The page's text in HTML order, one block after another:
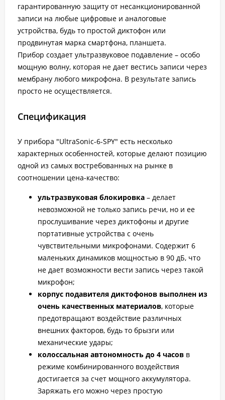
гарантированную защиту от несанкционированной
записи на любые цифровые и аналоговые
устройства, будь то простой диктофон или
продвинутая марка смартфона, планшета.
Прибор создает ультразвуковое подавление – особо
мощную волну, которая не дает вестись записи через
мембрану любого микрофона. В результате запись
просто не осуществляется.
Спецификация
У прибора "UltraSonic-6-SPY" есть несколько
характерных особенностей, которые делают позицию
одной из самых востребованных на рынке в
соотношении цена-качество:
ультразвуковая блокировка – делает
невозможной не только запись речи, но и ее
прослушивание через диктофоны и другие
портативные устройства с очень
чувствительными микрофонами. Содержит 6
маленьких динамиков мощностью в 90 дБ, что
не дает возможности вести запись через такой
микрофон;
корпус подавителя диктофонов выполнен из
очень качественных материалов, которые
предотвращают воздействие различных
внешних факторов, будь то брызги или
механические удары;
колоссальная автономность до 4 часов в
режиме комбинированного воздействия
достигается за счет мощного аккумулятора.
Заряжать его можно через простую